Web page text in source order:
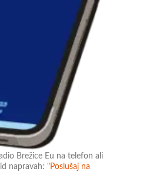
Brežice Eu na telefon ali
napravah:"Poslušaj na